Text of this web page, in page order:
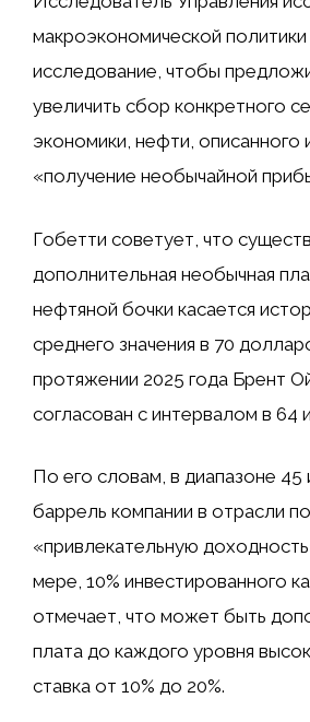
макроэкономической политики
исследование, чтобы
увеличить сбор конкретного
экономики, нефти, описанного
«получение необычайной
Гобетти советует, что
дополнительная необычная
нефтяной бочки касается
среднего значения в 70
протяжении 2025 года Брент
согласован с интервалом в
По его словам, в диапазоне 45
баррель компании в отрасли
«привлекательную
мере, 10% инвестированного
отмечает, что может быть
плата до каждого уровня
ставка от 10% до 20%.